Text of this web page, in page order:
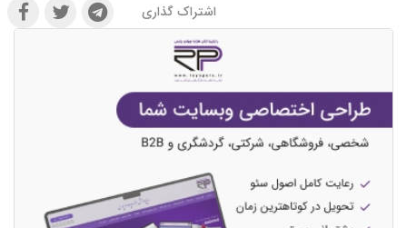
اشتراک گذاری